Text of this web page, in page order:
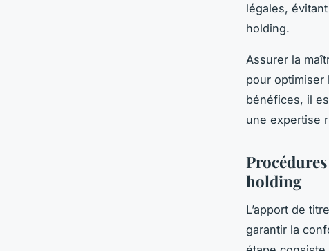
légales,
holding.
Assurer la
pour optimiser
bénéfices, il
une expertise
holding
L’apport de
garantir la